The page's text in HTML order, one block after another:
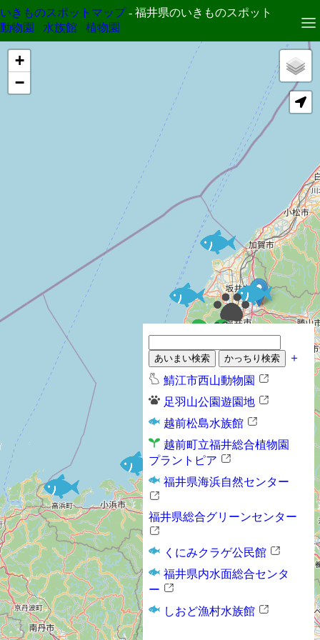
いきものスポットマップ- 福井県のいきものスポット
動物園
水族館 植物園
+
−
＋
鯖江市西山動物園
足羽山公園遊園地
越前松島水族館
越前町立福井総合植物園
プラントピア
福井県海浜自然センター
福井県総合グリーンセンター
くにみクラゲ公民館
福井県内水面総合センタ
ー
しおど漁村水族館